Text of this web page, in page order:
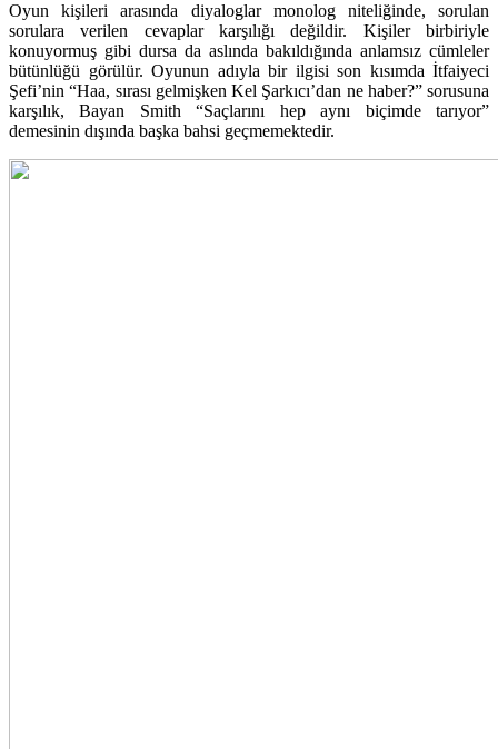
Oyun kişileri arasında diyaloglar monolog niteliğinde, sorulan
sorulara verilen cevaplar karşılığı değildir. Kişiler birbiriyle
konuyormuş gibi dursa da aslında bakıldığında anlamsız cümleler
bütünlüğü görülür. Oyunun adıyla bir ilgisi son kısımda İtfaiyeci
Şefi’nin “Haa, sırası gelmişken Kel Şarkıcı’dan ne haber?” sorusuna
karşılık, Bayan Smith “Saçlarını hep aynı biçimde tarıyor”
demesinin dışında başka bahsi geçmemektedir.